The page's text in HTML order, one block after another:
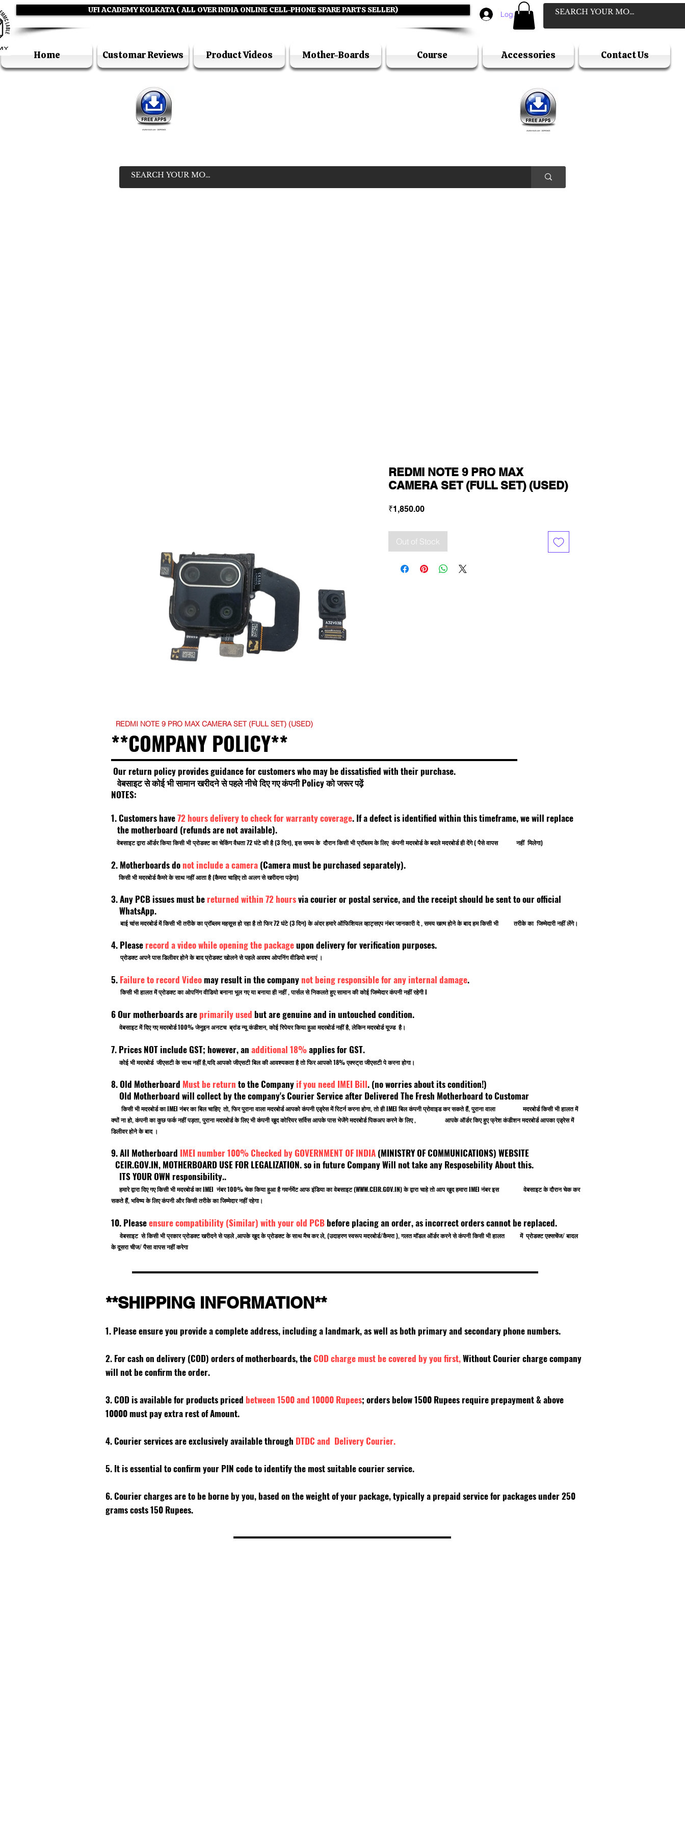
UFI ACADEMY KOLKATA ( ALL OVER INDIA ONLINE CELL-PHONE SPARE PARTS SELLER) Log In
Home Customar Reviews Product Videos Mother-Boards Course Accessories Contact Us
REDMI NOTE 9 PRO MAX CAMERA SET (FULL SET) (USED)
REDMI NOTE 9 PRO MAX
CAMERA SET (FULL SET) (USED)
₹1,850.00Price
Out of Stock
**COMPANY POLICY**
Our return policy provides guidance for customers who may be dissatisfied with their purchase.
वेबसाइट से कोई भी सामान खरीदने से पहले नीचे दिए गए कंपनी Policy को जरूर पढ़ें
NOTES:
1. Customers have72 hours delivery to check for warranty coverage. If a defect is identified within this timeframe, we will replace
the motherboard (refunds are not available).
वेबसाइट द्वारा ऑर्डर किया किसी भी प्रोडक्ट का चेकिंग वैधता 72 घंटे की है (3 दिन), इस समय के दौरान किसी भी प्रॉब्लम के लिए कंपनी मदरबोर्ड के बदले मदरबोर्ड ही देंगे ( पैसे वापस नहीं मिलेगा)
2. Motherboards donot include a camera (Camera must be purchased separately).
किसी भी मदरबोर्ड कैमरे के साथ नहीं आता है (कैमरा चाहिए तो अलग से खरीदना पड़ेगा)
3. Any PCB issues must be returned within 72 hoursvia courier or postal service, and the receipt should be sent to our official
WhatsApp.
बाई चांस मदरबोर्ड में किसी भी तरीके का प्रॉब्लम महसूस हो रहा है तो फिर 72 घंटे (3 दिन) के अंदर हमारे ऑफिशियल व्हाट्सएप नंबर जानकारी दे , समय खत्म होने के बाद हम किसी भी तरीके का जिम्मेदारी नहीं लेंगे।
4. Please record a video while opening the packageupon delivery for verification purposes.
प्रोडक्ट अपने पास डिलीवर होने के बाद प्रोडक्ट खोलने से पहले अवश्य ओपनिंग वीडियो बनाएं ।
5. Failure to record Videomay result in the companynot being responsible for any internal damage.
किसी भी हालत में प्रोडक्ट का ओपनिंग वीडियो बनाना भूल गए या बनाया ही नहीं , पार्सल से निकलते हुए सामान की कोई जिम्मेदार कंपनी नहीं रहेगी I
6 Our motherboards areprimarily used but are genuine and in untouched condition.
वेबसाइट में दिए गए मदरबोर्ड 100% जेनुइन अनटच ब्रांड न्यू कंडीशन, कोई रिपेयर किया हुआ मदरबोर्ड नहीं है, लेकिन मदरबोर्ड यूज्ड है।
7. Prices NOT include GST; however, an additional 18%applies for GST.
कोई भी मदरबोर्ड जीएसटी के साथ नहीं है,यदि आपको जीएसटी बिल की आवश्यकता है तो फिर आपको 18% एक्स्ट्रा जीएसटी पे करना होगा।
8. Old Motherboard Must be return to the Companyif you need IMEI Bill. (no worries about its condition!)
Old Motherboard will collect by the company's Courier Service after Delivered The Fresh Motherboard to Customar
किसी भी मदरबोर्ड का IMEI नंबर का बिल चाहिए तो, फिर पुराना वाला मदरबोर्ड आपको कंपनी एड्रेस में रिटर्न करना होगा, तो ही IMEI बिल कंपनी प्रोवाइड कर सकते हैं, पुराना वाला मदरबोर्ड किसी भी हालत में
क्यों ना हो, कंपनी का कुछ फर्क नहीं पड़ता, पुराना मदरबोर्ड के लिए भी कंपनी खुद कोरियर सर्विस आपके पास भेजेंगे मदरबोर्ड पिकअप करने के लिए , आपके ऑर्डर किए हुए फ्रेश कंडीशन मदरबोर्ड आपका एड्रेस में
डिलीवर होने के बाद ।
9. All Motherboard IMEI number 100% Checked by GOVERNMENT OF INDIA (MINISTRY OF COMMUNICATIONS) WEBSITE
CEIR.GOV.IN, MOTHERBOARD USE FOR LEGALIZATION. so in future Company Will not take any Resposebility About this.
ITS YOUR OWN responsibility..
हमारे द्वारा दिए गए किसी भी मदरबोर्ड का IMEI नंबर 100% चेक किया हुआ है गवर्नमेंट आफ इंडिया का वेबसाइट (WWW.CEIR.GOV.IN) के द्वारा चाहे तो आप खुद हमारा IMEI नंबर इस वेबसाइट के दौरान चेक कर
सकते हैं, भविष्य के लिए कंपनी और किसी तरीके का जिम्मेदार नहीं रहेगा।
10. Pleaseensure compatibility (Similar) with your old PCBbefore placing an order, as incorrect orders cannot be replaced.
वेबसाइट से किसी भी प्रकार प्रोडक्ट खरीदने से पहले ,आपके खुद के प्रोडक्ट के साथ मैच कर ले, (उदाहरण स्वरूप मदरबोर्ड/कैमरा ), गलत मॉडल ऑर्डर करने से कंपनी किसी भी हालत में प्रोडक्ट एक्सचेंज/ बादल
के दूसरा चीज/ पैसा वापस नहीं करेगा
**SHIPPING INFORMATION**
1. Please ensure you provide a complete address, including a landmark, as well as both primary and secondary phone numbers.
2. For cash on delivery (COD) orders of motherboards, theCOD charge must be covered by you first,Without Courier charge company
will not be confirm the order.
3. COD is available for products priced between 1500 and 10000 Rupees; orders below 1500 Rupees require prepayment & above
10000 must pay extra rest of Amount.
4. Courier services are exclusively available through DTDC and Delivery Courier.
5. It is essential to confirm your PIN code to identify the most suitable courier service.
6. Courier charges are to be borne by you, based on the weight of your package, typically a prepaid service for packages under 250
grams costs 150 Rupees.